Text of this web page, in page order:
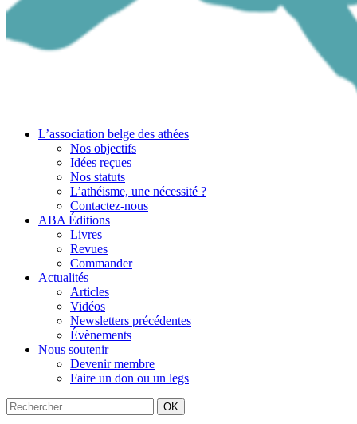
L’association belge des athées
Nos objectifs
Idées reçues
Nos statuts
L’athéisme, une nécessité ?
Contactez-nous
ABA Éditions
Livres
Revues
Commander
Actualités
Articles
Vidéos
Newsletters précédentes
Évènements
Nous soutenir
Devenir membre
Faire un don ou un legs
OK